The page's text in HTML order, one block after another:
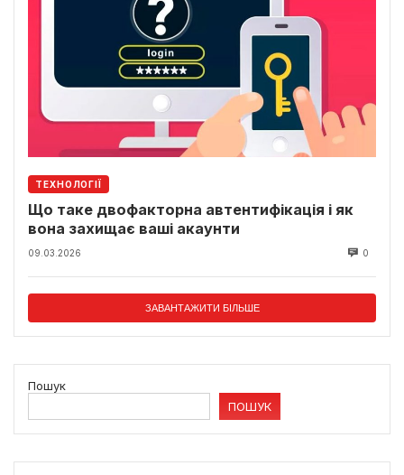
ТЕХНОЛОГІЇ
Що таке двофакторна автентифікація і як
вона захищає ваші акаунти
09.03.2026 0
ЗАВАНТАЖИТИ БІЛЬШЕ
Пошук
ПОШУК